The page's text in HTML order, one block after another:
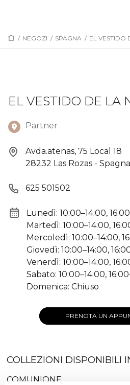
/ NEGOZI / SPAGNA / EL VESTIDO
EL VESTIDO DE LA
Partner
Avda.atenas, 75 Local 18
28232 Las Rozas - Spagna
625 501502
Lunedì: 10:00–14:00,
Martedì: 10:00–14:00,
Mercoledì: 10:00–14:00,
Giovedì: 10:00–14:00,
Venerdì: 10:00–14:00,
Sabato: 10:00–14:00,
Domenica: Chiuso
PRENOTA UN
COLLEZIONI DISPONIBILI
COMUNIONE